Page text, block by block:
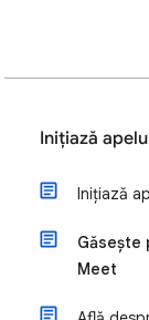
Inițiază
Inițiază
Găsește
Meet